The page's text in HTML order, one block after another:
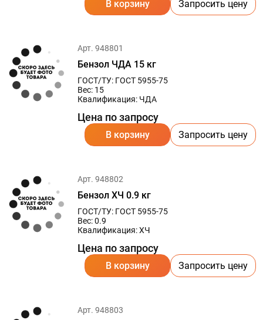
В корзину Запросить цену
Арт. 948801
Бензол ЧДА 15 кг
ГОСТ/ТУ: ГОСТ 5955-75
Вес: 15
Квалификация: ЧДА
Цена по запросу
В корзину Запросить цену
Арт. 948802
Бензол ХЧ 0.9 кг
ГОСТ/ТУ: ГОСТ 5955-75
Вес: 0.9
Квалификация: ХЧ
Цена по запросу
В корзину Запросить цену
Арт. 948803